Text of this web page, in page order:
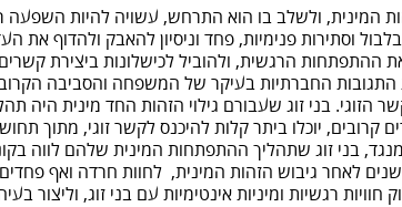
המינית, ולשלב בו הוא התרחש, עשויה להיות
וסתירות פנימיות, פחד וניסיון להאבק ולהדוף את
ההתפתחות הרגשית, ולהוביל לכישלונות ביצירת קשרים
התגובות החברתיות בעיקר של המשפחה והסביבה
הזוגי. בני זוג שעבורם גילוי הזהות החד מינית היה
קרובים, יוכלו ביתר קלות להיכנס לקשר זוגי, מתוך
בני זוג שתהליך ההתפתחות המינית שלהם לווה
לאחר גיבוש הזהות המינית, לחוות חרדה ואף פחדים
רגשיות ומיניות אינטימיות עם בני זוג, וליצור